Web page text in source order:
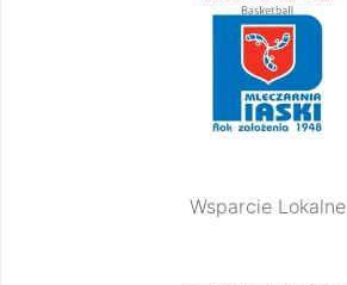
Wsparcie Lokalne